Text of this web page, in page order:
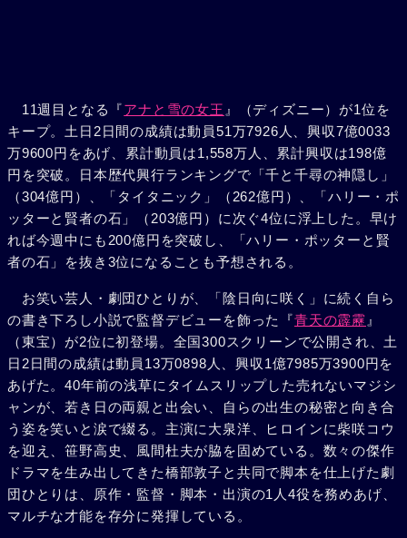
11週目となる『アナと雪の女王 』（ディズニー）が1位を
キープ。土日2日間の成績は動員51万7926人、興収7億0033
万9600円をあげ、累計動員は1,558万人、累計興収は198億
円を突破。日本歴代興行ランキングで「千と千尋の神隠し」
（304億円）、「タイタニック」（262億円）、「ハリー・ポ
ッターと賢者の石」（203億円）に次ぐ4位に浮上した。早け
れば今週中にも200億円を突破し、「ハリー・ポッターと賢
者の石」を抜き3位になることも予想される。
お笑い芸人・劇団ひとりが、「陰日向に咲く」に続く自ら
の書き下ろし小説で監督デビューを飾った『青天の霹靂 』
（東宝）が2位に初登場。全国300スクリーンで公開され、土
日2日間の成績は動員13万0898人、興収1億7985万3900円を
あげた。40年前の浅草にタイムスリップした売れないマジシ
ャンが、若き日の両親と出会い、自らの出生の秘密と向き合
う姿を笑いと涙で綴る。主演に大泉洋、ヒロインに柴咲コウ
を迎え、笹野高史、風間杜夫が脇を固めている。数々の傑作
ドラマを生み出してきた橋部敦子と共同で脚本を仕上げた劇
団ひとりは、原作・監督・脚本・出演の1人4役を務めあげ、
マルチな才能を存分に発揮している。